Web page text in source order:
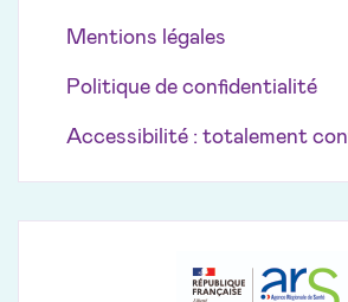
Mentions légales
Politique de confidentialité
Accessibilité : totalement